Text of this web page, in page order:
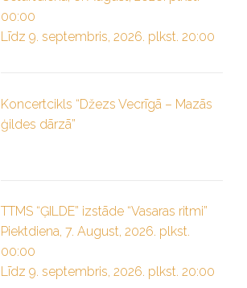
00:00
Līdz 9. septembris, 2026. plkst. 20:00
Koncertcikls “Džezs Vecrīgā – Mazās
ģildes dārzā”
TTMS “ĢILDE” izstāde “Vasaras ritmi”
Piektdiena, 7. August, 2026. plkst.
00:00
Līdz 9. septembris, 2026. plkst. 20:00